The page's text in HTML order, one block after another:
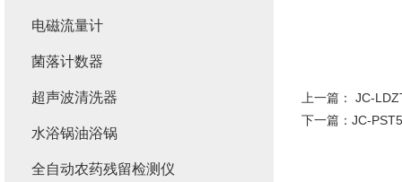
上一篇： JC-
下一篇： JC-
电磁流量计
菌落计数器
超声波清洗器
水浴锅油浴锅
全自动农药残留检测仪